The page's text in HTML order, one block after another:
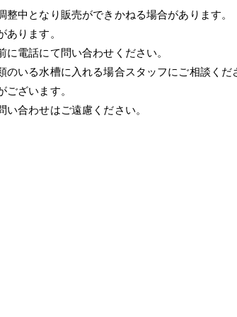
中となり販売ができかねる場合があります。
ります。
電話にて問い合わせください。
のいる水槽に入れる場合スタッフにご相談くだ
ざいます。
合わせはご遠慮ください。